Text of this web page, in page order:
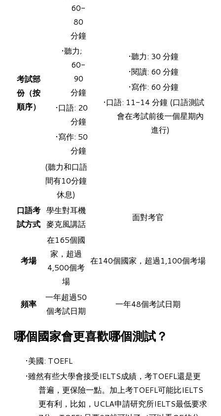
考試部
份（按
順序）
60-
80
分鐘
聽力;
60-
90
分鐘
口語: 20
分鐘
寫作: 50
分鐘
(聽力和口語
間有10分鐘
休息)
聽力: 30 分鐘
閱讀: 60 分鐘
寫作: 60 分鐘
口語: 11-14 分鐘 (口語測試
會在考試前後一個星期內
進行)
口語考
試方式
學生對耳機
麥克風講話
面對考官
考場
在165個國
家，超過
4,500個考
場
在140個國家，超過1,100個考場
頻率
一年超過50
個考試日期
一年48個考試日期
哪個國家會更喜歡哪個測試？
美國: TOEFL
雖然有些大學會接受IELTS成績，考TOEFL還是更
普遍，更保險一點。加上考TOEFL可能比IELTS
更有利，比如，UCLA申請研究所IELTS最低要求